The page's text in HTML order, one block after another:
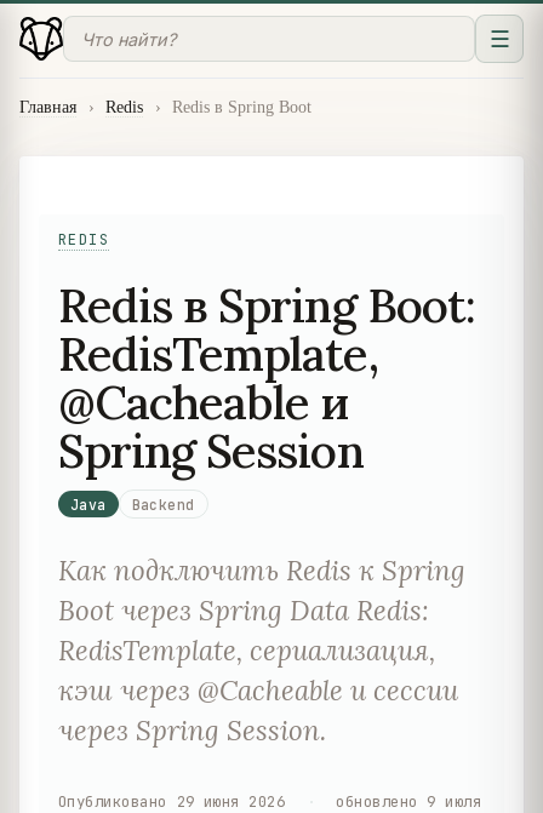
☰
Главная › Redis › Redis в Spring Boot
REDIS
Redis в Spring Boot:
RedisTemplate,
@Cacheable и
Spring Session
Java Backend
Как подключить Redis к Spring
Boot через Spring Data Redis:
RedisTemplate, сериализация,
кэш через @Cacheable и сессии
через Spring Session.
Опубликовано 29 июня 2026 обновлено 9 июля